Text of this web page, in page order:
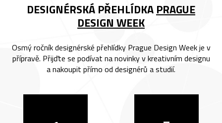
DESIGNÉRSKÁ PŘEHLÍDKA PRAGUE
DESIGN WEEK
Osmý ročník designérské přehlídky Prague Design Week je v
přípravě. Přijďte se podívat na novinky v kreativním designu
a nakoupit přímo od designérů a studií.